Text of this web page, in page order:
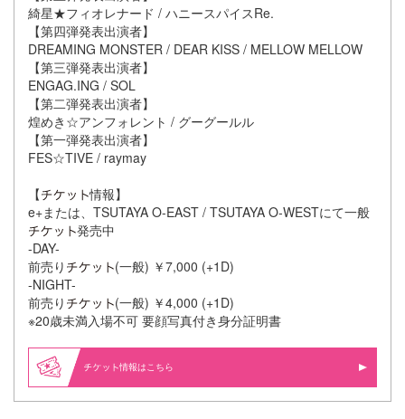
綺星★フィオレナード / ハニースパイスRe.
【第四弾発表出演者】
DREAMING MONSTER / DEAR KISS / MELLOW MELLOW
【第三弾発表出演者】
ENGAG.ING / SOL
【第二弾発表出演者】
煌めき☆アンフォレント / グーグールル
【第一弾発表出演者】
FES☆TIVE / raymay
【
情報】
e+または、TSUTAYA O-EAST / TSUTAYA O-WESTにて一般
発売中
-DAY-
前売り
(一般) ￥7,000 (+1D)
-NIGHT-
前売り
(一般) ￥4,000 (+1D)
※20歳未満入場不可 要顔写真付き身分証明書
情報はこちら